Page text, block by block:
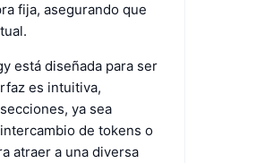
fija, asegurando que
está diseñada para ser
es intuitiva,
ya sea
de tokens o
atraer a una diversa